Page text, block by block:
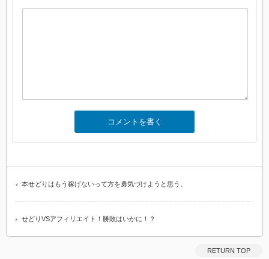
本せどりはもう稼げないって方を勇気づけようと思う。
せどりVSアフィリエイト！勝敗はいかに！？
RETURN TOP